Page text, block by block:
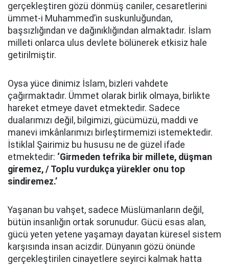
gerçekleştiren gözü dönmüş caniler, cesaretlerini
ümmet-i Muhammed’in suskunluğundan,
başsızlığından ve dağınıklığından almaktadır. İslam
milleti onlarca ulus devlete bölünerek etkisiz hale
getirilmiştir.
Oysa yüce dinimiz İslam, bizleri vahdete
çağırmaktadır. Ümmet olarak birlik olmaya, birlikte
hareket etmeye davet etmektedir. Sadece
dualarımızı değil, bilgimizi, gücümüzü, maddi ve
manevi imkânlarımızı birleştirmemizi istemektedir.
İstiklal Şairimiz bu hususu ne de güzel ifade
etmektedir: ‘Girmeden tefrika bir millete, düşman
giremez, / Toplu vurdukça yürekler onu top
sindiremez.’
Yaşanan bu vahşet, sadece Müslümanların değil,
bütün insanlığın ortak sorunudur. Gücü esas alan,
gücü yeten yetene yaşamayı dayatan küresel sistem
karşısında insan acizdir. Dünyanın gözü önünde
gerçekleştirilen cinayetlere seyirci kalmak hatta